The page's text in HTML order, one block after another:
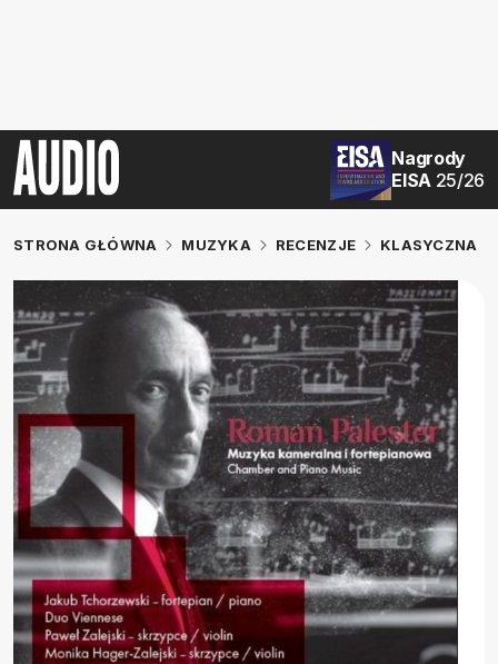
Nagrody
EISA 25/26
STRONA GŁÓWNA MUZYKA RECENZJE KLASYCZNA